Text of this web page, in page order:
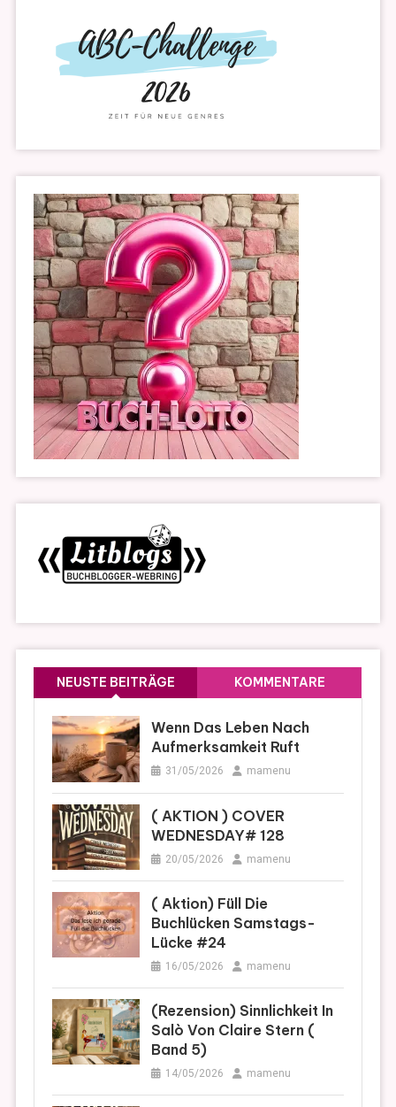
NEUSTE BEITRÄGE KOMMENTARE
Wenn Das Leben Nach
Aufmerksamkeit Ruft
31/05/2026 mamenu
( AKTION ) COVER
WEDNESDAY# 128
20/05/2026 mamenu
( Aktion) Füll Die
Buchlücken Samstags-
Lücke #24
16/05/2026 mamenu
(Rezension) Sinnlichkeit In
Salò Von Claire Stern (
Band 5)
14/05/2026 mamenu